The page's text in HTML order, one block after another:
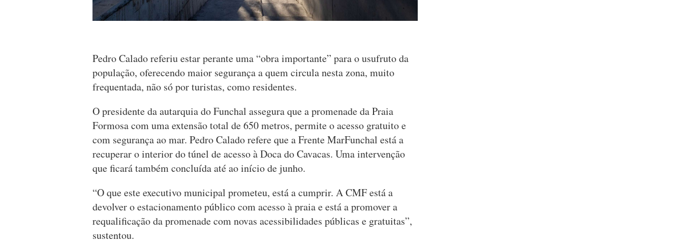
Pedro Calado referiu estar perante uma “obra importante” para o usufruto da
população, oferecendo maior segurança a quem circula nesta zona, muito
frequentada, não só por turistas, como residentes.
O presidente da autarquia do Funchal assegura que a promenade da Praia
Formosa com uma extensão total de 650 metros, permite o acesso gratuito e
com segurança ao mar. Pedro Calado refere que a Frente MarFunchal está a
recuperar o interior do túnel de acesso à Doca do Cavacas. Uma intervenção
que ficará também concluída até ao início de junho.
“O que este executivo municipal prometeu, está a cumprir. A CMF está a
devolver o estacionamento público com acesso à praia e está a promover a
requalificação da promenade com novas acessibilidades públicas e gratuitas”,
sustentou.